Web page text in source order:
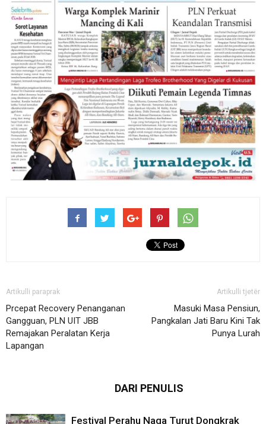
Artikulli paraprak
Prcepat Recovery Penanganan
Gangguan, PLN UIT JBB
Remajakan Peralatan Kerja
Lapangan
Artikulli tjetër
Masuki Masa Pensiun,
Pangkalan Jati Baru Kini Tak
Punya Lurah
DARI PENULIS
Festival Perahu Naga Turut Dongkrak